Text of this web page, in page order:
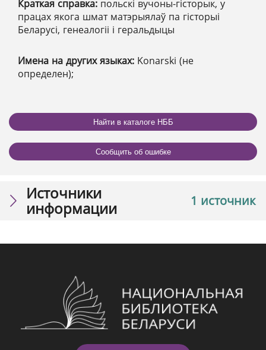
Краткая справка: польскі вучоны-гісторык, у
працах якога шмат матэрыялаў па гісторыі
Беларусі, генеалогіі і геральдыцы
Имена на других языках: Konarski (не
определен);
Найти в каталоге НББ
Сообщить об ошибке
1 источник
Источники
информации